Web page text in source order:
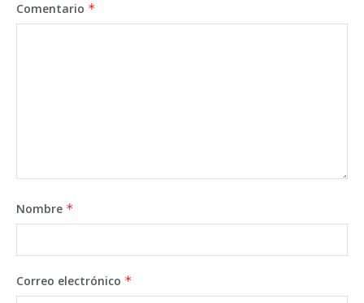
Comentario *
Nombre *
Correo electrónico *